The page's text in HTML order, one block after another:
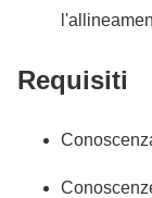
Requisiti